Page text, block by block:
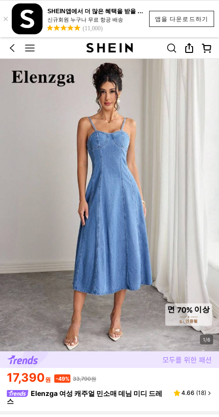
앱을 다운로드하기
×
SHEIN앱에서 더 많은 혜택을 받을 수 있어요.
신규회원 누구나 무료 항공 배송
(11,000)
1/6
17,390원 -49% 33,790원
Elenzga 여성 캐주얼 민소매 데님 미디 드레
스
4.66 (18)